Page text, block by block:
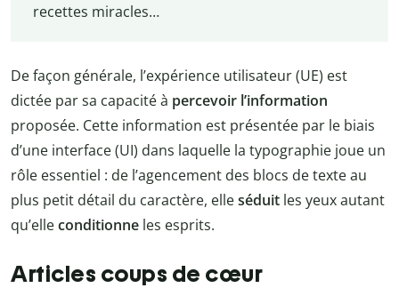
recettes miracles…
De façon générale, l’expérience utilisateur (UE) est
dictée par sa capacité à percevoir l’information
proposée. Cette information est présentée par le biais
d’une interface (UI) dans laquelle la typographie joue un
rôle essentiel : de l’agencement des blocs de texte au
plus petit détail du caractère, elleséduit les yeux autant
qu’elleconditionne les esprits.
Articles coups de cœur